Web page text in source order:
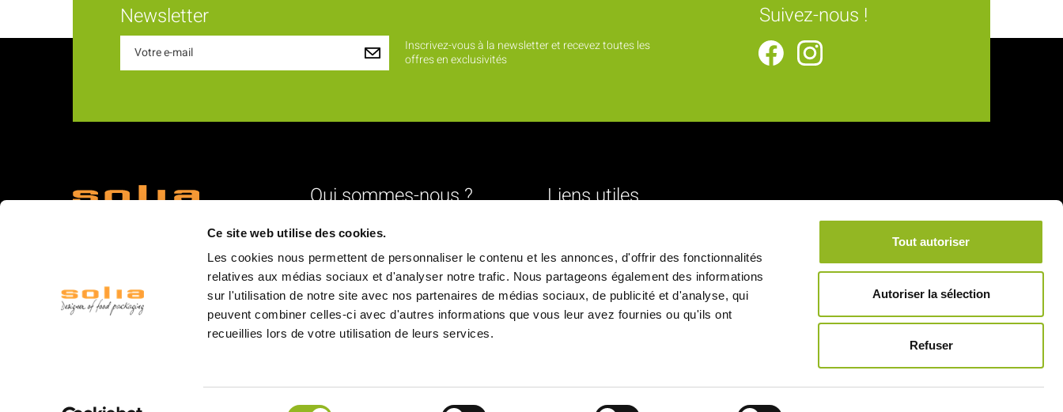
Ce site web utilise des cookies.
Les cookies nous permettent de personnaliser le contenu et les annonces, d'offrir des fonctionnalités
relatives aux médias sociaux et d'analyser notre trafic. Nous partageons également des informations
sur l'utilisation de notre site avec nos partenaires de médias sociaux, de publicité et d'analyse, qui
peuvent combiner celles-ci avec d'autres informations que vous leur avez fournies ou qu'ils ont
recueillies lors de votre utilisation de leurs services.
Tout autoriser
Autoriser la sélection
Refuser
Newsletter
Inscrivez-vous à la newsletter et recevez toutes les
offres en exclusivités
Suivez-nous !
Qui sommes-nous ?
L'identité
Nos valeurs
La structure
L'équipe
La logistique
Liens utiles
Mentions légales
Conditions générales de vente
Paiement sécurisé